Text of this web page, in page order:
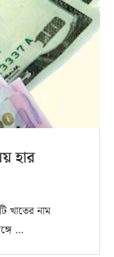
হার
খাতের নাম
…